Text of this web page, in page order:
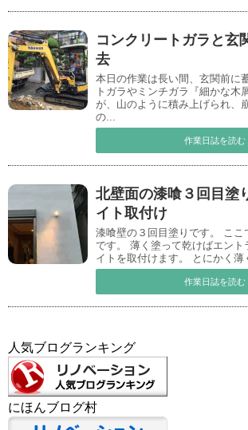
コンクリートガラと玄
去
本日の作業は長い間、玄関前に
トガラやミンチガラ『細かな木
が、山のように積み上げられ、
の...
作業日誌を読む
北壁面の漆喰３回目塗
イト取付け
漆喰壁の３回目塗りです。 ここ
です。 薄く塗って乾けばエント
イトを取付けます。 とにかく薄
作業日誌を読む
人気ブログランキング
にほんブログ村